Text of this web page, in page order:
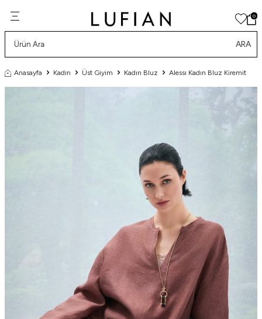
0
ARA
Anasayfa Kadın Üst Giyim Kadın Bluz Alessı Kadın Bluz Kiremit